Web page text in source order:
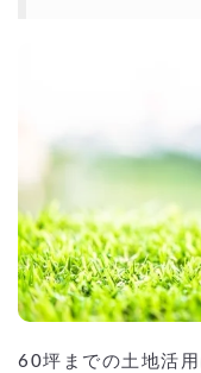
60坪までの土地活